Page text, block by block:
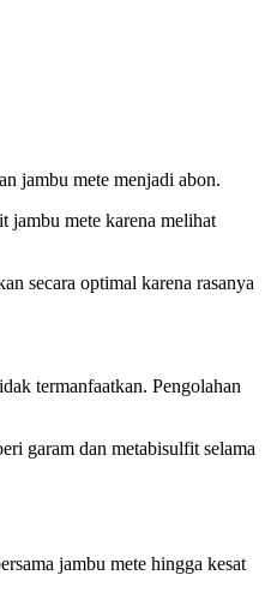
jambu mete menjadi abon.
jambu mete karena melihat
secara optimal karena rasanya
termanfaatkan. Pengolahan
garam dan metabisulfit selama
jambu mete hingga kesat